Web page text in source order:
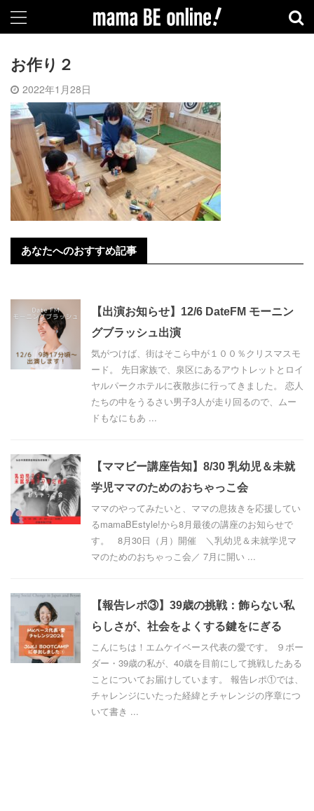
お作り２
2022年1月28日
あなたへのおすすめ記事
【出演お知らせ】12/6 DateFM モーニン
グブラッシュ出演
気がつけば、街はそこら中が１００％クリスマスモ
ード。 先日家族で、泉区にあるアウトレットとロイ
ヤルパークホテルに夜散歩に行ってきました。 恋人
たちの中をうるさい男子3人が走り回るので、ムー
ドもなにもあ ...
【ママビー講座告知】8/30 乳幼児＆未就
学児ママのためのおちゃっこ会
ママのやってみたいと、ママの息抜きを応援してい
るmamaBEstyle!から8月最後の講座のお知らせで
す。 8月30日（月）開催 ＼乳幼児＆未就学児マ
マのためのおちゃっこ会／ 7月に開い ...
【報告レポ③】39歳の挑戦：飾らない私
らしさが、社会をよくする鍵をにぎる
こんにちは！エムケイベース代表の愛です。 ９ボー
ダー・39歳の私が、40歳を目前にして挑戦したある
ことについてお届けしています。 報告レポ①では、
チャレンジにいたった経緯とチャレンジの序章につ
いて書き ...